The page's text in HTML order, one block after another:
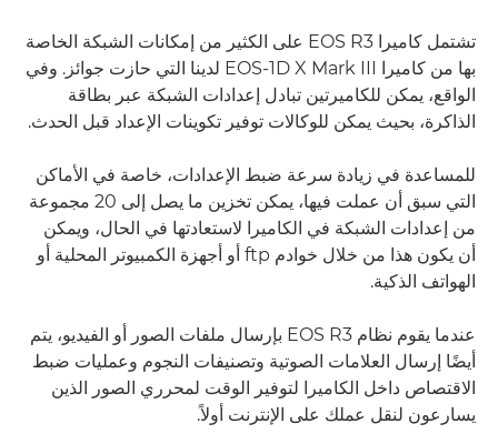
تشتمل كاميرا EOS R3 على الكثير من إمكانات الشبكة الخاصة
بها من كاميرا EOS-1D X Mark III لدينا التي حازت جوائز. وفي
الواقع، يمكن للكاميرتين تبادل إعدادات الشبكة عبر بطاقة
الذاكرة، بحيث يمكن للوكالات توفير تكوينات الإعداد قبل الحدث.
للمساعدة في زيادة سرعة ضبط الإعدادات، خاصة في الأماكن
التي سبق أن عملت فيها، يمكن تخزين ما يصل إلى 20 مجموعة
من إعدادات الشبكة في الكاميرا لاستعادتها في الحال، ويمكن
أن يكون هذا من خلال خوادم ftp أو أجهزة الكمبيوتر المحلية أو
الهواتف الذكية.
عندما يقوم نظام EOS R3 بإرسال ملفات الصور أو الفيديو، يتم
أيضًا إرسال العلامات الصوتية وتصنيفات النجوم وعمليات ضبط
الاقتصاص داخل الكاميرا لتوفير الوقت لمحرري الصور الذين
يسارعون لنقل عملك على الإنترنت أولاً.